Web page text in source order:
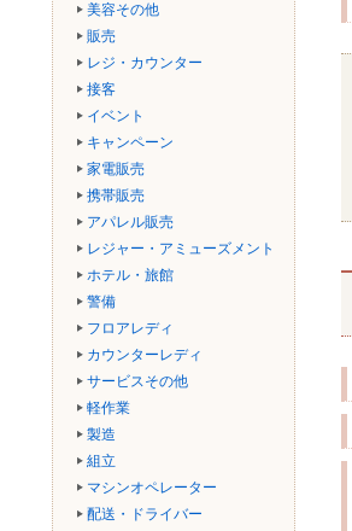
美容その他
販売
レジ・カウンター
接客
イベント
キャンペーン
家電販売
携帯販売
アパレル販売
レジャー・アミューズメント
ホテル・旅館
警備
フロアレディ
カウンターレディ
サービスその他
軽作業
製造
組立
マシンオペレーター
配送・ドライバー